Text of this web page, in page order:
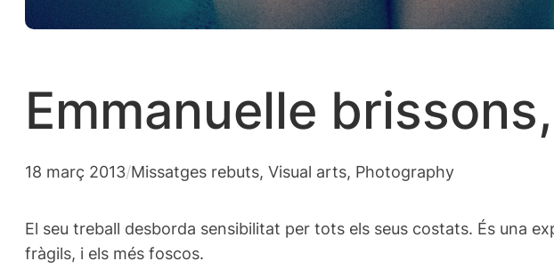
Emmanuelle
18 març 2013/Missatges rebuts, Visual arts, Photography
El seu treball desborda sensibilitat per tots els seus costats. És una
fràgils, i els més foscos.